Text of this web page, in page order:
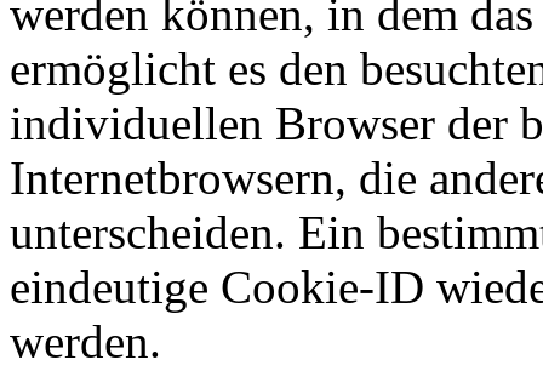
werden können, in dem
ermöglicht es den
individuellen Browser der
Internetbrowsern, die
unterscheiden. Ein
eindeutige Cookie-ID
werden.